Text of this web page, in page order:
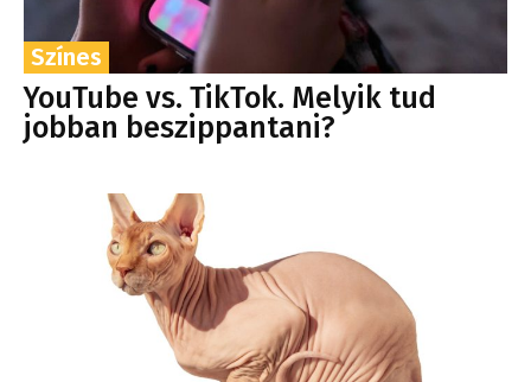
Színes
YouTube vs. TikTok. Melyik tud
jobban beszippantani?